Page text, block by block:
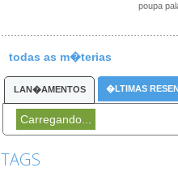
poupa
todas as m�terias
LAN�AMENTOS �LTIMAS
Carregando...
TAGS